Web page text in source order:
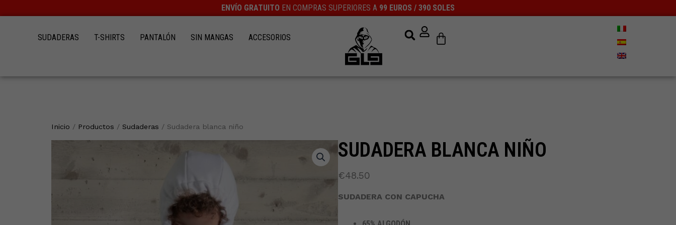
al
ENVÍO GRATUITO EN COMPRAS SUPERIORES A 99 EUROS / 390 SOLES
SUDADERAS T-SHIRTS PANTALÓN SIN MANGAS ACCESORIOS Carrito
Inicio / Productos / Sudaderas / Sudadera blanca niño
SUDADERA BLANCA NIÑO
€48.50
SUDADERA CON CAPUCHA